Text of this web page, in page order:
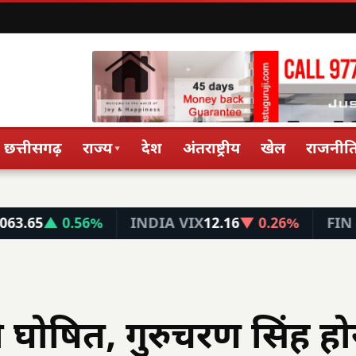
छत्तीसगढ़ राज्य▾ देश अंतराष्ट्रीय खेल
INDIA VIX12.16▼ 0.26% FIN NIFTY
घोषित, गुरुचरण सिंह